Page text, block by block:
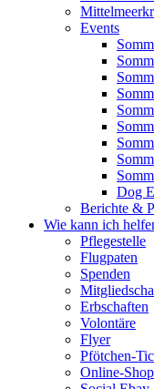
Events
Dog
Berichte &
Wie kann ich
Pflegestelle
Flugpaten
Spenden
Erbschaften
Volontäre
Flyer
Pfötchen-
Online-